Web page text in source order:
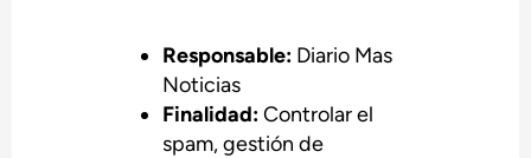
Responsable:Diario Mas
Noticias
Finalidad:Controlar el
spam, gestión de